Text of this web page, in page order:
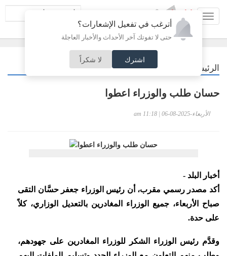
أترغب في تفعيل الإشعارات؟
حتى لا تفوتك آخر الأحداث والأخبار العاجلة
اشترك لا شكراً
الرئيسية
حسان طلب والوزراء اعطوا
الأربعاء-2025-08-06 | 11:18 am
أخبار البلد -
أكد مصدر رسمي مقرب، أن رئيس الوزراء جعفر حسَّان التقى
صباح الأربعاء، جميع الوزراء المغادرين بالتعديل الوزاري، كلاً
على حدة.
وقدَّم رئيس الوزراء الشكر للوزراء المغادرين على جهودهم،